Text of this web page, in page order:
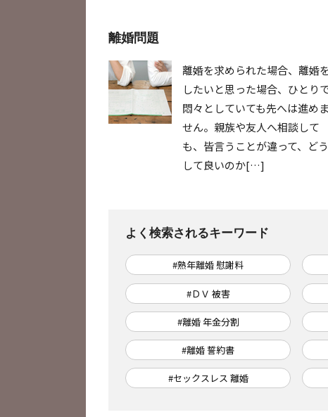
離婚問題
離婚を求められた場合、離婚を
したいと思った場合、ひとり
悶々としていても先へは進めま
せん。親族や友人へ相談して
も、皆言うことが違って、どう
して良いのか[…]
よく検索されるキーワード
#熟年離婚 慰謝料
#ＤＶ 被害
#離婚 年金分割
#離婚 誓約書
#セックスレス 離婚